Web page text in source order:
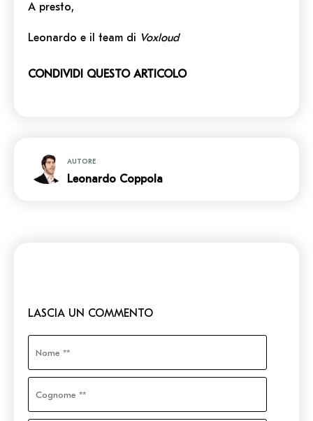
A presto,
Leonardo e il team di Voxloud
CONDIVIDI QUESTO ARTICOLO
AUTORE
Leonardo Coppola
LASCIA UN COMMENTO